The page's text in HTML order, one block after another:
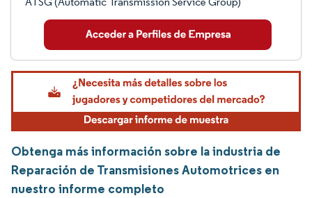
Obtenga más información sobre la industria de
Reparación de Transmisiones Automotrices en
nuestro informe completo